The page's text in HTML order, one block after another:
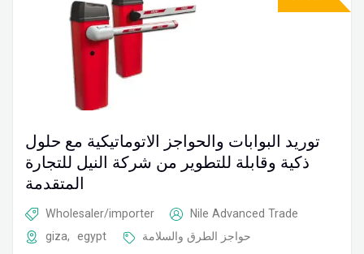
توريد البوابات والحواجز الاتوماتيكية مع حلول
ذكية وقابلة للتطوير من شركة النيل للتجارة
المتقدمة
Wholesaler/importer
Nile Advanced Trade
giza, egypt حواجز الطرق والسلامة